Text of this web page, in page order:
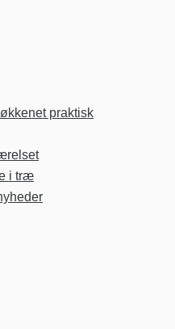
praktisk
i træ